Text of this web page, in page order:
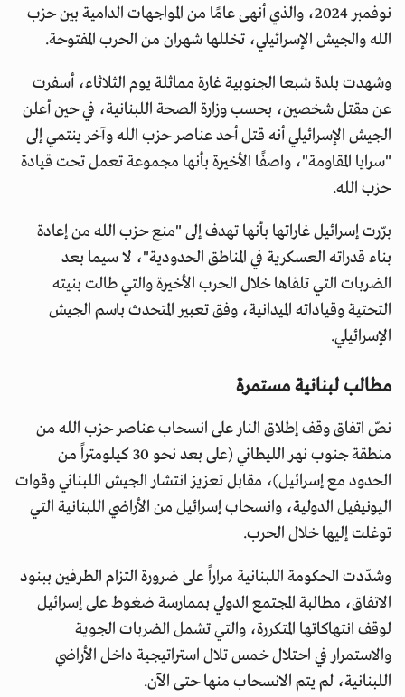
نوفمبر 2024، والذي أنهى عامًا من المواجهات الدامية بين حزب
الله والجيش الإسرائيلي، تخللها شهران من الحرب المفتوحة.
وشهدت بلدة شبعا الجنوبية غارة مماثلة يوم الثلاثاء، أسفرت
عن مقتل شخصين، بحسب وزارة الصحة اللبنانية، في حين أعلن
الجيش الإسرائيلي أنه قتل أحد عناصر حزب الله وآخر ينتمي إلى
"سرايا المقاومة"، واصفًا الأخيرة بأنها مجموعة تعمل تحت قيادة
حزب الله.
برّرت إسرائيل غاراتها بأنها تهدف إلى "منع حزب الله من إعادة
بناء قدراته العسكرية في المناطق الحدودية"، لا سيما بعد
الضربات التي تلقاها خلال الحرب الأخيرة والتي طالت بنيته
التحتية وقياداته الميدانية، وفق تعبير المتحدث باسم الجيش
الإسرائيلي.
مطالب لبنانية مستمرة
نصّ اتفاق وقف إطلاق النار على انسحاب عناصر حزب الله من
منطقة جنوب نهر الليطاني (على بعد نحو 30 كيلومتراً من
الحدود مع إسرائيل)، مقابل تعزيز انتشار الجيش اللبناني وقوات
اليونيفيل الدولية، وانسحاب إسرائيل من الأراضي اللبنانية التي
توغلت إليها خلال الحرب.
وشدّدت الحكومة اللبنانية مراراً على ضرورة التزام الطرفين ببنود
الاتفاق، مطالبة المجتمع الدولي بممارسة ضغوط على إسرائيل
لوقف انتهاكاتها المتكررة، والتي تشمل الضربات الجوية
والاستمرار في احتلال خمس تلال استراتيجية داخل الأراضي
اللبنانية، لم يتم الانسحاب منها حتى الآن.